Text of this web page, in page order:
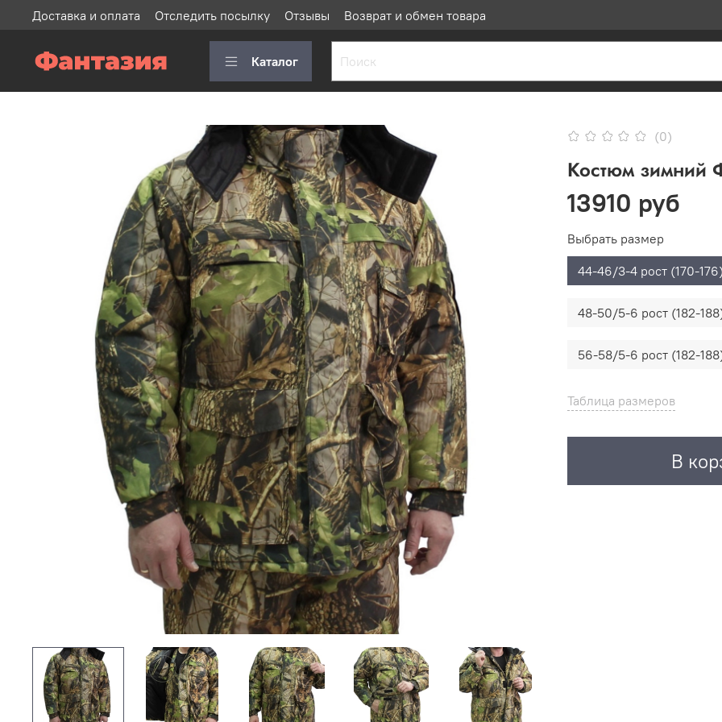
Доставка и оплата Отследить посылку Отзывы Возврат и обмен товара
Каталог
(0)
Костюм зимний
13910 руб
Таблица размеров
В
Выбрать размер
44-46/3-4 рост (170-
48-50/5-6 рост (182-
56-58/5-6 рост (182-